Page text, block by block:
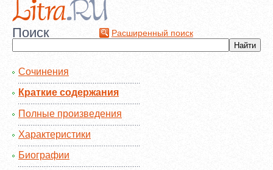
Поиск Расширенный поиск
Сочинения
Краткие содержания
Полные произведения
Характеристики
Биографии